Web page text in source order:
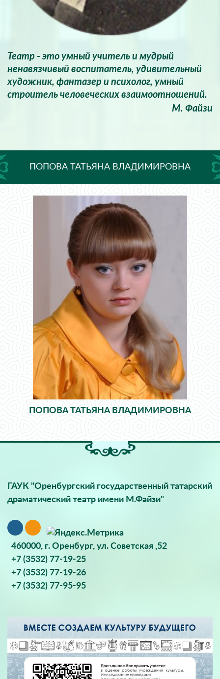
Театр - это умный учитель и мудрый
ненавязчивый воспитатель, удивительный
художник, фантазер и психолог, умный
строитель человеческих взаимоотношений.
М. Файзи
ПОПОВА ТАТЬЯНА ВЛАДИМИРОВНА
ПОПОВА ТАТЬЯНА ВЛАДИМИРОВНА
ГАУК "Оренбургский государственный татарский
драматический театр имени М.Файзи"
460000, г. Оренбург, ул. Советская ,52
+7 (3532) 77-19-25
+7 (3532) 77-19-26
+7 (3532) 77-95-95